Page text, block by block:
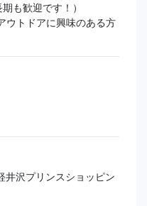
も歓迎です！）
ウトドアに興味のある方
井沢プリンスショッピン